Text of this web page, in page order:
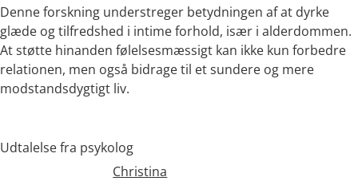
Denne forskning understreger betydningen af at dyrke
glæde og tilfredshed i intime forhold, især i alderdommen.
At støtte hinanden følelsesmæssigt kan ikke kun forbedre
relationen, men også bidrage til et sundere og mere
modstandsdygtigt liv.
Udtalelse fra psykolog
Christina